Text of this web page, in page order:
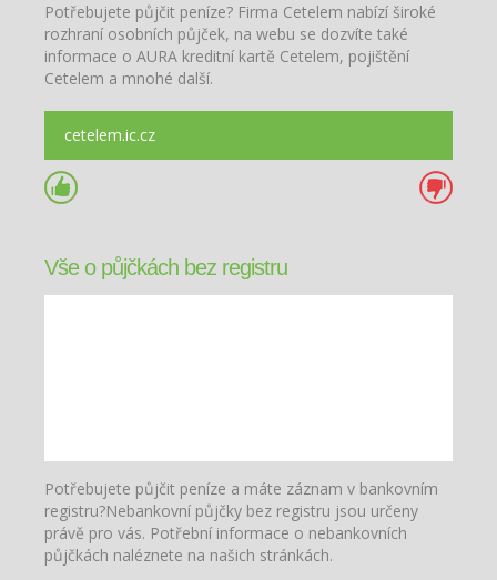
Potřebujete půjčit peníze? Firma Cetelem nabízí široké
rozhraní osobních půjček, na webu se dozvíte také
informace o AURA kreditní kartě Cetelem, pojištění
Cetelem a mnohé další.
cetelem.ic.cz
Vše o půjčkách bez registru
Potřebujete půjčit peníze a máte záznam v bankovním
registru?Nebankovní půjčky bez registru jsou určeny
právě pro vás. Potřební informace o nebankovních
půjčkách naléznete na našich stránkách.